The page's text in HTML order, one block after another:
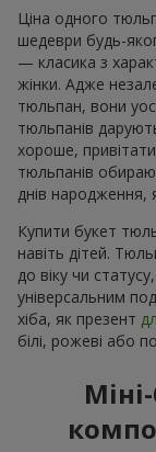
Ціна одного
шедеври будь-
— класика з
жінки. Адже
тюльпан, вони
тюльпанів
хороше,
тюльпанів
днів народження,
Купити букет
навіть дітей.
до віку чи
універсальним
хіба, як презент
білі, рожеві або